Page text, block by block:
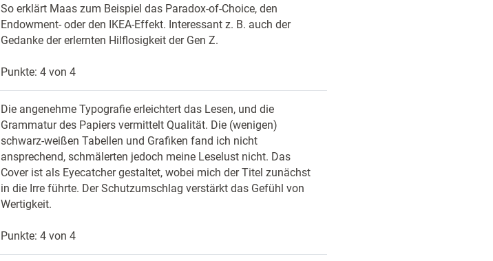
So erklärt Maas zum Beispiel das Paradox-of-Choice, den
Endowment- oder den IKEA-Effekt. Interessant z. B. auch der
Gedanke der erlernten Hilflosigkeit der Gen Z.
Punkte: 4 von 4
Die angenehme Typografie erleichtert das Lesen, und die
Grammatur des Papiers vermittelt Qualität. Die (wenigen)
schwarz-weißen Tabellen und Grafiken fand ich nicht
ansprechend, schmälerten jedoch meine Leselust nicht. Das
Cover ist als Eyecatcher gestaltet, wobei mich der Titel zunächst
in die Irre führte. Der Schutzumschlag verstärkt das Gefühl von
Wertigkeit.
Punkte: 4 von 4